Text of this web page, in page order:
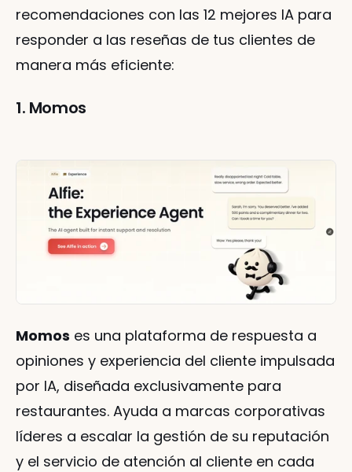
recomendaciones con las 12 mejores IA para
responder a las reseñas de tus clientes de
manera más eficiente:
1. Momos
Momos es una plataforma de respuesta a
opiniones y experiencia del cliente impulsada
por IA, diseñada exclusivamente para
restaurantes. Ayuda a marcas corporativas
líderes a escalar la gestión de su reputación
y el servicio de atención al cliente en cada